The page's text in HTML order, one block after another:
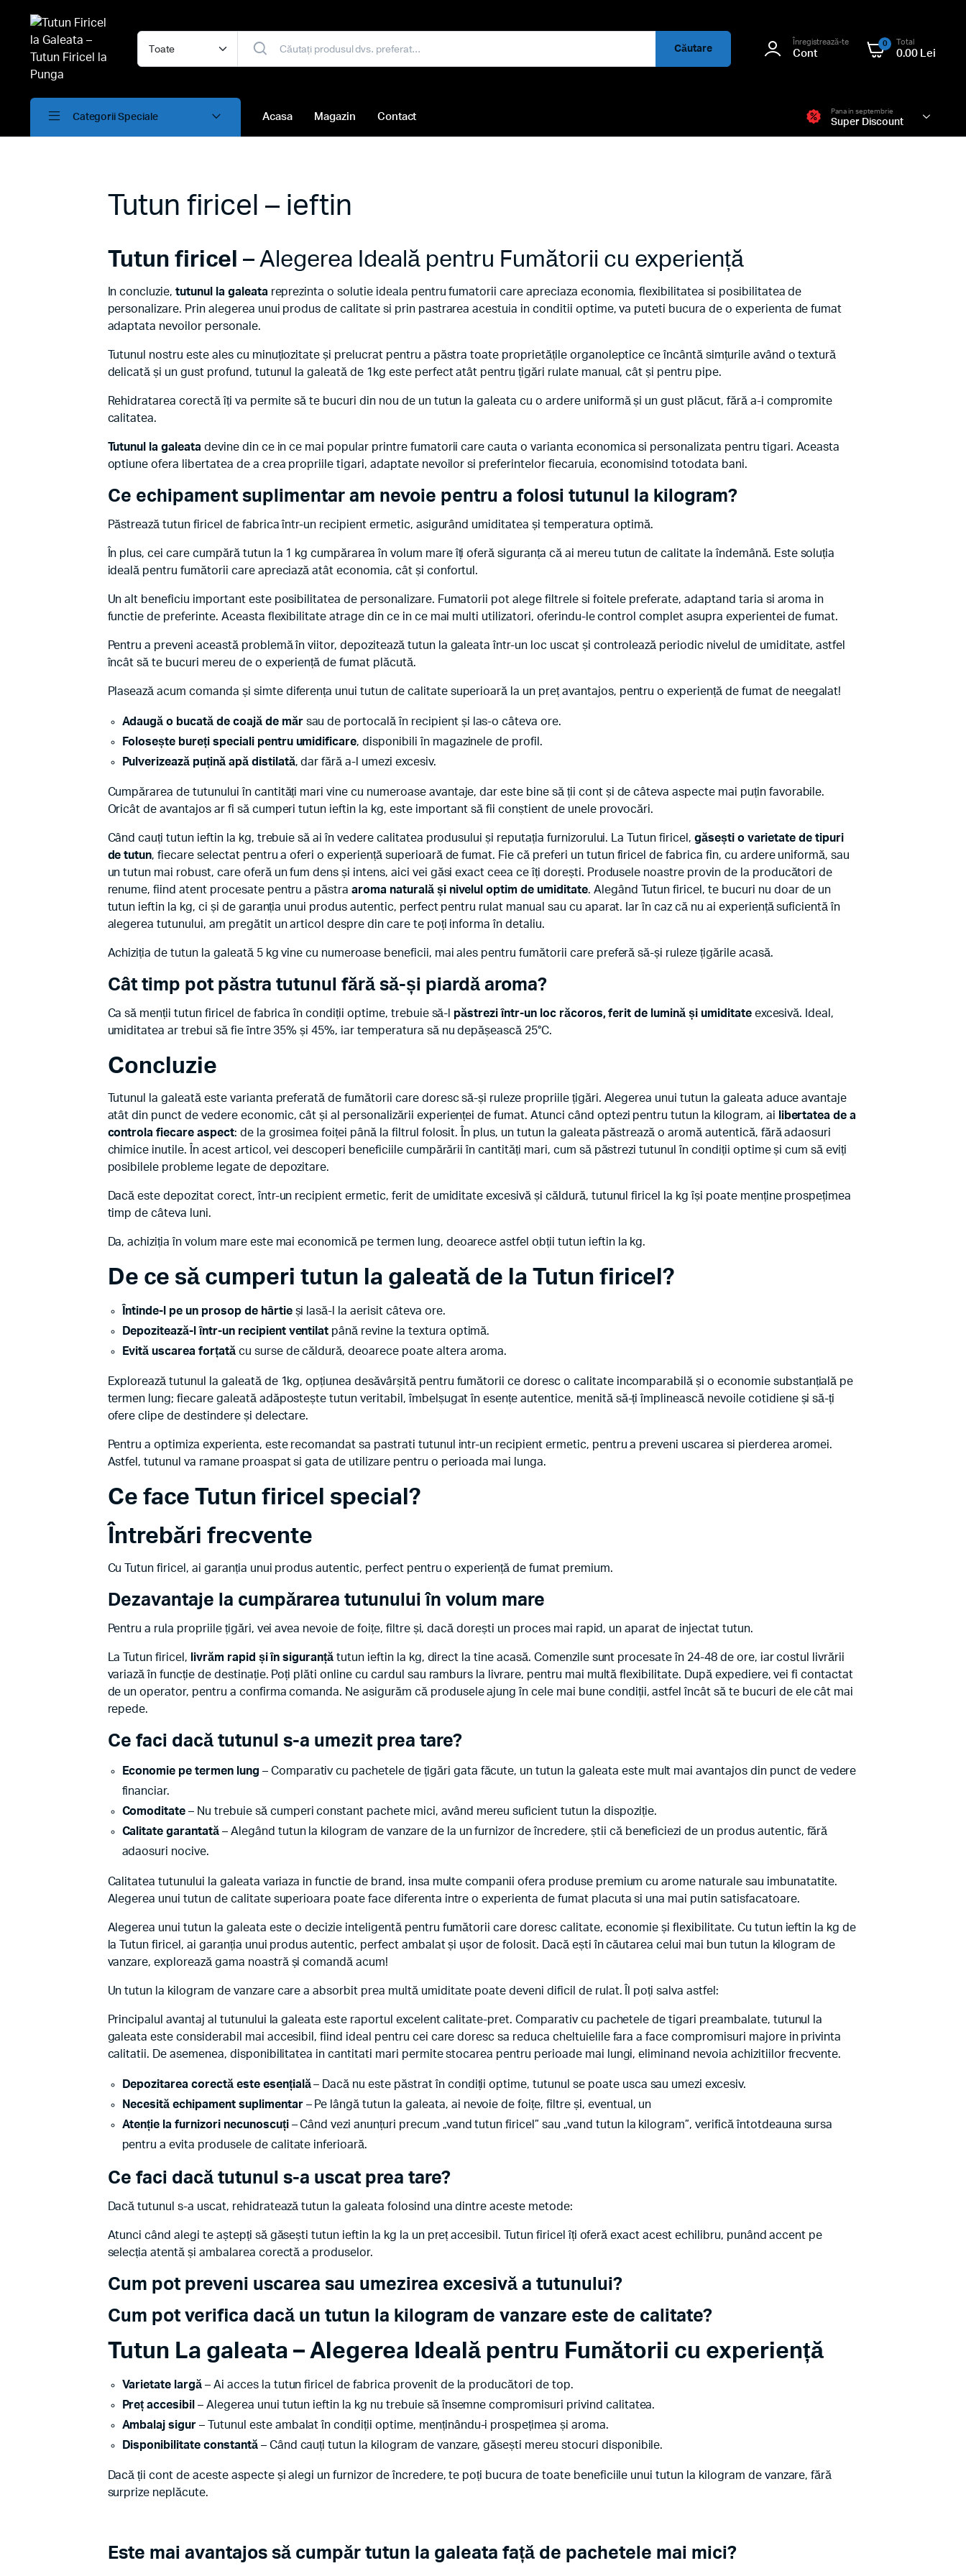
Căutare
Înregistrează-te
Cont
0 Total
0.00 Lei
Categorii Speciale Acasa Magazin Contact
Pana in septembrie
Super Discount
Tutun firicel – ieftin
Tutun firicel – Alegerea Ideală pentru Fumătorii cu experiență
In concluzie,tutunul la galeata reprezinta o solutie ideala pentru fumatorii care apreciaza economia, flexibilitatea si posibilitatea de
personalizare. Prin alegerea unui produs de calitate si prin pastrarea acestuia in conditii optime, va puteti bucura de o experienta de fumat
adaptata nevoilor personale.
Tutunul nostru este ales cu minuțiozitate și prelucrat pentru a păstra toate proprietățile organoleptice ce încântă simțurile având o textură
delicată și un gust profund, tutunul la galeată de 1kg este perfect atât pentru țigări rulate manual, cât și pentru pipe.
Rehidratarea corectă îți va permite să te bucuri din nou de un tutun la galeata cu o ardere uniformă și un gust plăcut, fără a-i compromite
calitatea.
Tutunul la galeata devine din ce in ce mai popular printre fumatorii care cauta o varianta economica si personalizata pentru tigari. Aceasta
optiune ofera libertatea de a crea propriile tigari, adaptate nevoilor si preferintelor fiecaruia, economisind totodata bani.
Ce echipament suplimentar am nevoie pentru a folosi tutunul la kilogram?
Păstrează tutun firicel de fabrica într-un recipient ermetic, asigurând umiditatea și temperatura optimă.
În plus, cei care cumpără tutun la 1 kg cumpărarea în volum mare îți oferă siguranța că ai mereu tutun de calitate la îndemână. Este soluția
ideală pentru fumătorii care apreciază atât economia, cât și confortul.
Un alt beneficiu important este posibilitatea de personalizare. Fumatorii pot alege filtrele si foitele preferate, adaptand taria si aroma in
functie de preferinte. Aceasta flexibilitate atrage din ce in ce mai multi utilizatori, oferindu-le control complet asupra experientei de fumat.
Pentru a preveni această problemă în viitor, depozitează tutun la galeata într-un loc uscat și controlează periodic nivelul de umiditate, astfel
încât să te bucuri mereu de o experiență de fumat plăcută.
Plasează acum comanda și simte diferența unui tutun de calitate superioară la un preț avantajos, pentru o experiență de fumat de neegalat!
Adaugă o bucată de coajă de mărsau de portocală în recipient și las-o câteva ore.
Folosește bureți speciali pentru umidificare, disponibili în magazinele de profil.
Pulverizează puțină apă distilată, dar fără a-l umezi excesiv.
Cumpărarea de tutunului în cantități mari vine cu numeroase avantaje, dar este bine să ții cont și de câteva aspecte mai puțin favorabile.
Oricât de avantajos ar fi să cumperi tutun ieftin la kg, este important să fii conștient de unele provocări.
Când cauți tutun ieftin la kg, trebuie să ai în vedere calitatea produsului și reputația furnizorului. La Tutun firicel, găsești o varietate de tipuri
de tutun, fiecare selectat pentru a oferi o experiență superioară de fumat. Fie că preferi un tutun firicel de fabrica fin, cu ardere uniformă, sau
un tutun mai robust, care oferă un fum dens și intens, aici vei găsi exact ceea ce îți dorești. Produsele noastre provin de la producători de
renume, fiind atent procesate pentru a păstraaroma naturală și nivelul optim de umiditate. Alegând Tutun firicel, te bucuri nu doar de un
tutun ieftin la kg, ci și de garanția unui produs autentic, perfect pentru rulat manual sau cu aparat. Iar în caz că nu ai experiență suficientă în
alegerea tutunului, am pregătit un articol despre din care te poți informa în detaliu.
Achiziția de tutun la galeată 5 kg vine cu numeroase beneficii, mai ales pentru fumătorii care preferă să-și ruleze țigările acasă.
Cât timp pot păstra tutunul fără să-și piardă aroma?
Ca să menții tutun firicel de fabrica în condiții optime, trebuie să-l păstrezi într-un loc răcoros, ferit de lumină și umiditateexcesivă. Ideal,
umiditatea ar trebui să fie între 35% și 45%, iar temperatura să nu depășească 25°C.
Concluzie
Tutunul la galeată este varianta preferată de fumătorii care doresc să-și ruleze propriile țigări. Alegerea unui tutun la galeata aduce avantaje
atât din punct de vedere economic, cât și al personalizării experienței de fumat. Atunci când optezi pentru tutun la kilogram, ai
libertatea de a
controla fiecare aspect: de la grosimea foiței până la filtrul folosit. În plus, un tutun la galeata păstrează o aromă autentică, fără adaosuri
chimice inutile. În acest articol, vei descoperi beneficiile cumpărării în cantități mari, cum să păstrezi tutunul în condiții optime și cum să eviți
posibilele probleme legate de depozitare.
Dacă este depozitat corect, într-un recipient ermetic, ferit de umiditate excesivă și căldură, tutunul firicel la kg își poate menține prospețimea
timp de câteva luni.
Da, achiziția în volum mare este mai economică pe termen lung, deoarece astfel obții tutun ieftin la kg.
De ce să cumperi tutun la galeată de la Tutun firicel?
Întinde-l pe un prosop de hârtieși lasă-l la aerisit câteva ore.
Depozitează-l într-un recipient ventilat până revine la textura optimă.
Evită uscarea forțatăcu surse de căldură, deoarece poate altera aroma.
Explorează tutunul la galeată de 1kg, opțiunea desăvârșită pentru fumătorii ce doresc o calitate incomparabilă și o economie substanțială pe
termen lung; fiecare galeată adăpostește tutun veritabil, îmbelșugat în esențe autentice, menită să-ți împlinească nevoile cotidiene și să-ți
ofere clipe de destindere și delectare.
Pentru a optimiza experienta, este recomandat sa pastrati tutunul intr-un recipient ermetic, pentru a preveni uscarea si pierderea aromei.
Astfel, tutunul va ramane proaspat si gata de utilizare pentru o perioada mai lunga.
Ce face Tutun firicel special?
Întrebări frecvente
Cu Tutun firicel, ai garanția unui produs autentic, perfect pentru o experiență de fumat premium.
Dezavantaje la cumpărarea tutunului în volum mare
Pentru a rula propriile țigări, vei avea nevoie de foițe, filtre și, dacă dorești un proces mai rapid, un aparat de injectat tutun.
La Tutun firicel, livrăm rapid și în siguranță tutun ieftin la kg, direct la tine acasă. Comenzile sunt procesate în 24-48 de ore, iar costul livrării
variază în funcție de destinație. Poți plăti online cu cardul sau ramburs la livrare, pentru mai multă flexibilitate. După expediere, vei fi contactat
de un operator, pentru a confirma comanda. Ne asigurăm că produsele ajung în cele mai bune condiții, astfel încât să te bucuri de ele cât mai
repede.
Ce faci dacă tutunul s-a umezit prea tare?
Economie pe termen lung – Comparativ cu pachetele de țigări gata făcute, un tutun la galeata este mult mai avantajos din punct de vedere
financiar.
Comoditate – Nu trebuie să cumperi constant pachete mici, având mereu suficient tutun la dispoziție.
Calitate garantată– Alegând tutun la kilogram de vanzare de la un furnizor de încredere, știi că beneficiezi de un produs autentic, fără
adaosuri nocive.
Calitatea tutunului la galeata variaza in functie de brand, insa multe companii ofera produse premium cu arome naturale sau imbunatatite.
Alegerea unui tutun de calitate superioara poate face diferenta intre o experienta de fumat placuta si una mai putin satisfacatoare.
Alegerea unui tutun la galeata este o decizie inteligentă pentru fumătorii care doresc calitate, economie și flexibilitate. Cu tutun ieftin la kg de
la Tutun firicel, ai garanția unui produs autentic, perfect ambalat și ușor de folosit. Dacă ești în căutarea celui mai bun tutun la kilogram de
vanzare, explorează gama noastră și comandă acum!
Un tutun la kilogram de vanzare care a absorbit prea multă umiditate poate deveni dificil de rulat. Îl poți salva astfel:
Principalul avantaj al tutunului la galeata este raportul excelent calitate-pret. Comparativ cu pachetele de tigari preambalate, tutunul la
galeata este considerabil mai accesibil, fiind ideal pentru cei care doresc sa reduca cheltuielile fara a face compromisuri majore in privinta
calitatii. De asemenea, disponibilitatea in cantitati mari permite stocarea pentru perioade mai lungi, eliminand nevoia achizitiilor frecvente.
Depozitarea corectă este esențială– Dacă nu este păstrat în condiții optime, tutunul se poate usca sau umezi excesiv.
Necesită echipament suplimentar– Pe lângă tutun la galeata, ai nevoie de foițe, filtre și, eventual, un
Atenție la furnizori necunoscuți– Când vezi anunțuri precum „vand tutun firicel” sau „vand tutun la kilogram”, verifică întotdeauna sursa
pentru a evita produsele de calitate inferioară.
Ce faci dacă tutunul s-a uscat prea tare?
Dacă tutunul s-a uscat, rehidratează tutun la galeata folosind una dintre aceste metode:
Atunci când alegi te aștepți să găsești tutun ieftin la kg la un preț accesibil. Tutun firicel îți oferă exact acest echilibru, punând accent pe
selecția atentă și ambalarea corectă a produselor.
Cum pot preveni uscarea sau umezirea excesivă a tutunului?
Cum pot verifica dacă un tutun la kilogram de vanzare este de calitate?
Tutun La galeata – Alegerea Ideală pentru Fumătorii cu experiență
Varietate largă – Ai acces la tutun firicel de fabrica provenit de la producători de top.
Preț accesibil – Alegerea unui tutun ieftin la kg nu trebuie să însemne compromisuri privind calitatea.
Ambalaj sigur – Tutunul este ambalat în condiții optime, menținându-i prospețimea și aroma.
Disponibilitate constantă– Când cauți tutun la kilogram de vanzare, găsești mereu stocuri disponibile.
Dacă ții cont de aceste aspecte și alegi un furnizor de încredere, te poți bucura de toate beneficiile unui tutun la kilogram de vanzare, fără
surprize neplăcute.
Este mai avantajos să cumpăr tutun la galeata față de pachetele mai mici?